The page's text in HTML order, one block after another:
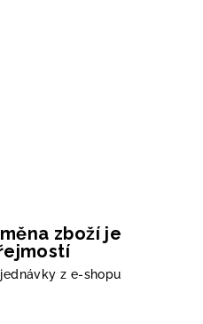
zboží je
z e-shopu